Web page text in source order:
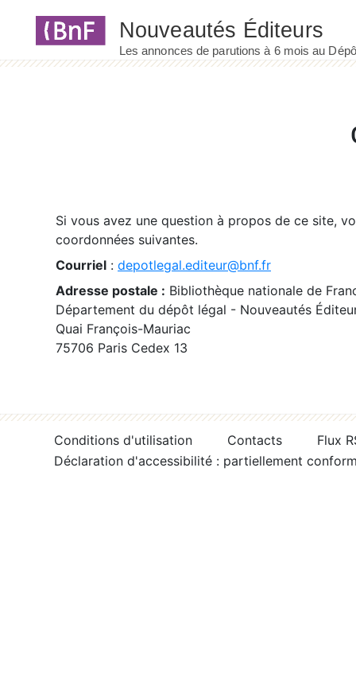
Si vous avez une question à propos de ce site,
coordonnées suivantes.
Courriel : depotlegal.editeur@bnf.fr
Adresse postale : Bibliothèque nationale de
Département du dépôt légal - Nouveautés
Quai François-Mauriac
75706 Paris Cedex 13
Conditions d'utilisation Contacts
Flux
Déclaration d'accessibilité : partiellement